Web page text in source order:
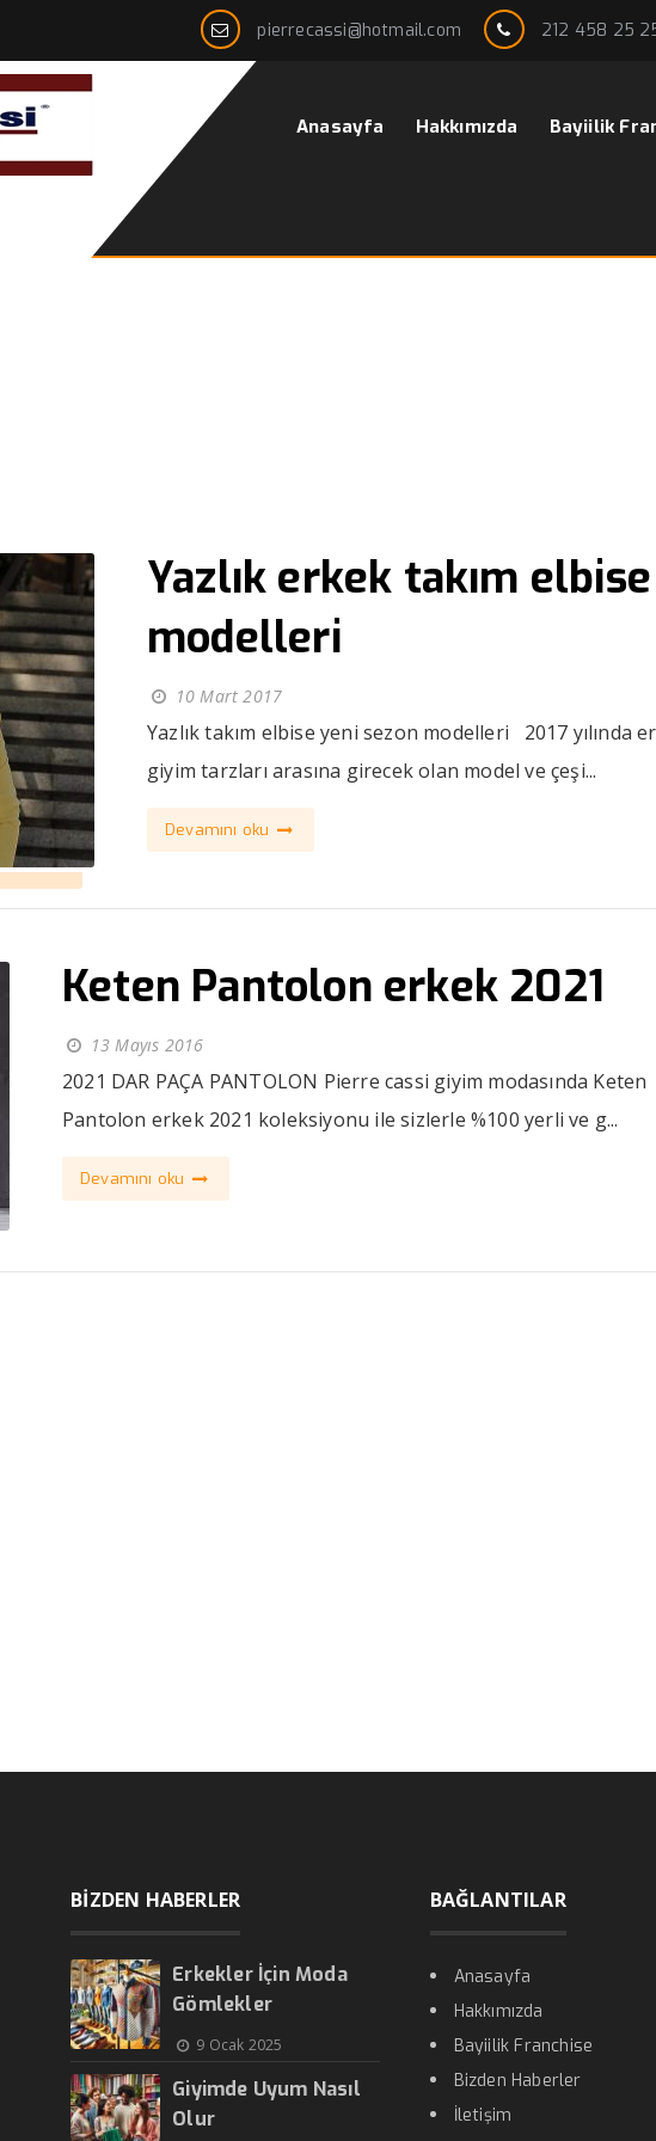
pierrecassi@hotmail.com 212 458 25
Anasayfa Hakkımızda Bayiilik
Yazlık erkek takım elbise
modelleri
10 Mart 2017
Yazlık takım elbise yeni sezon modelleri 2017 yılında
giyim tarzları arasına girecek olan model ve çeşi...
Devamını oku
Keten Pantolon erkek 2021
13 Mayıs 2016
2021 DAR PAÇA PANTOLON Pierre cassi giyim modasında Keten
Pantolon erkek 2021 koleksiyonu ile sizlerle %100 yerli ve g...
Devamını oku
BİZDEN HABERLER
Erkekler İçin Moda
Gömlekler
9 Ocak 2025
Giyimde Uyum Nasıl
Olur
BAĞLANTILAR
Anasayfa
Hakkımızda
Bayiilik Franchise
Bizden Haberler
İletişim